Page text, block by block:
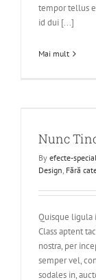
tempor tellus
id dui [...]
Mai mult
Nunc
By efecte-
Design, Fără
Quisque ligula
Class aptent
nostra, per
semper vel,
sodales in,